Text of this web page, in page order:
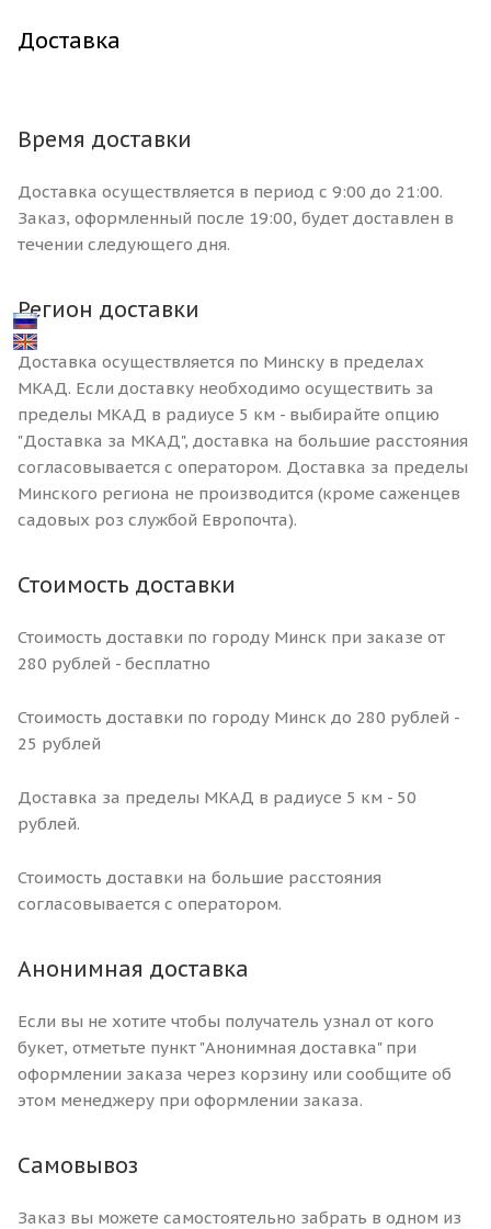
Доставка
Время доставки
Доставка осуществляется в период с 9:00 до 21:00.
Заказ, оформленный после 19:00, будет доставлен в
течении следующего дня.
Регион доставки
Доставка осуществляется по Минску в пределах
МКАД. Если доставку необходимо осуществить за
пределы МКАД в радиусе 5 км - выбирайте опцию
"Доставка за МКАД", доставка на большие расстояния
согласовывается с оператором. Доставка за пределы
Минского региона не производится (кроме саженцев
садовых роз службой Европочта).
Стоимость доставки
Стоимость доставки по городу Минск при заказе от
280 рублей - бесплатно
Стоимость доставки по городу Минск до 280 рублей -
25 рублей
Доставка за пределы МКАД в радиусе 5 км - 50
рублей.
Стоимость доставки на большие расстояния
согласовывается с оператором.
Анонимная доставка
Если вы не хотите чтобы получатель узнал от кого
букет, отметьте пункт "Анонимная доставка" при
оформлении заказа через корзину или сообщите об
этом менеджеру при оформлении заказа.
Самовывоз
Заказ вы можете самостоятельно забрать в одном из